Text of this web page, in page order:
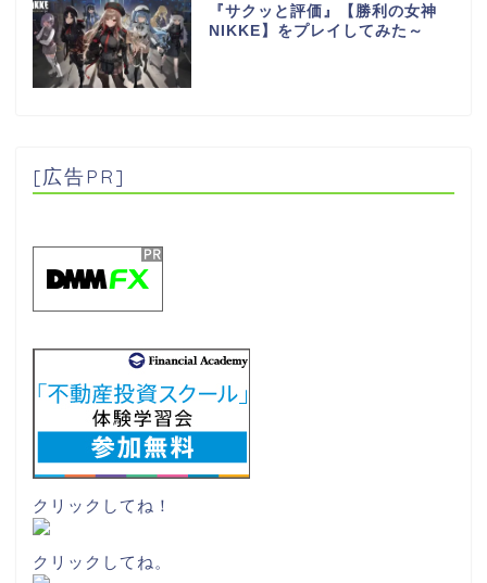
『サクッと評価』【勝利の女神
NIKKE】をプレイしてみた～
[広告PR]
クリックしてね！
クリックしてね。